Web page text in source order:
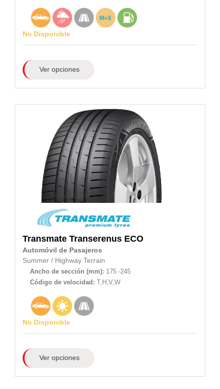
No Disponible
Ver opciones
Transmate Transerenus ECO
Automóvil de Pasajeros
Summer / Highway Terrain
Ancho de sección (mm): 175 -245
Código de velocidad: T,H,V,W
No Disponible
Ver opciones